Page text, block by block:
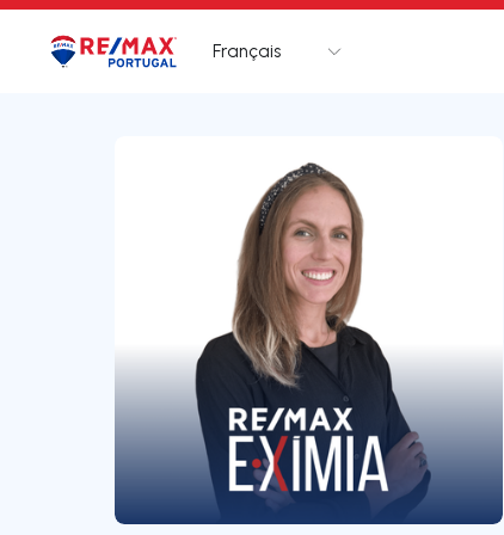
Logo Aller à la page d’accueil
Français